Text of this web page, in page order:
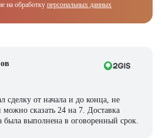
на обработку персональных данных
сделку от начала и до конца, не
можно сказать 24 на 7. Доставка
была выполнена в оговоренный срок.